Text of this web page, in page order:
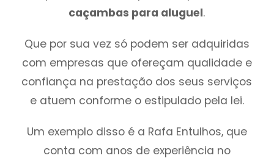
caçambas para aluguel.
Que por sua vez só podem ser adquiridas
com empresas que ofereçam qualidade e
confiança na prestação dos seus serviços
e atuem conforme o estipulado pela lei.
Um exemplo disso é a Rafa Entulhos, que
conta com anos de experiência no